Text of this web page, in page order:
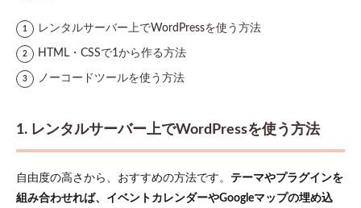
アル
タイ
レンタルサーバー上でWordPressを使う方法
HTML・CSSで1から作る方法
ノーコードツールを使う方法
1. レンタルサーバー上でWordPressを使う方法
自由度の高さから、おすすめの方法です。 テーマやプラグインを
組み合わせれば、イベントカレンダーやGoogleマップの埋め込